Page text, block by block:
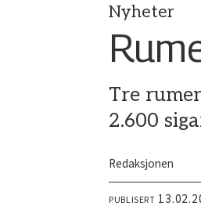
Nyheter
Tre
2.600
Redaksjonen
PUBLISERT